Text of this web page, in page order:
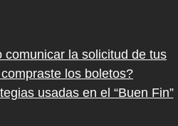
comunicar la solicitud de tus
los boletos?
usadas en el “Buen Fin”